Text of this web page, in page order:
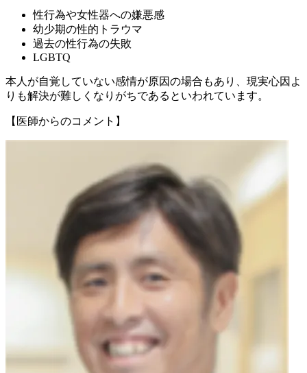
性行為や女性器への嫌悪感
幼少期の性的トラウマ
過去の性行為の失敗
LGBTQ
本人が自覚していない感情が原因の場合もあり、現実心因よ
りも解決が難しくなりがちであるといわれています。
【医師からのコメント】